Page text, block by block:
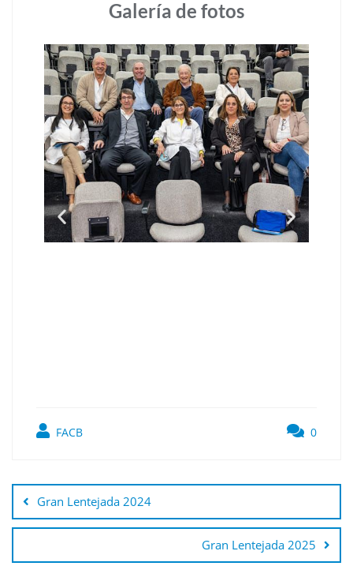
Galería de fotos
FACB 0
Gran Lentejada 2024
Gran Lentejada 2025